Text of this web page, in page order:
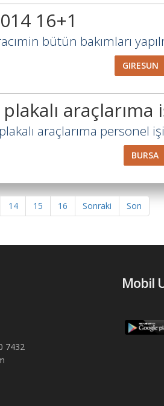
16+1
bütün bakımları
GIRESUN
plakalı araçlarıma
araçlarıma personel
BURSA
14 15 16 Sonraki Son
7432
Mobil